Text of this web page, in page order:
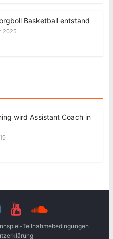
Basketball entstand
2025
wird Assistant Coach in
Teilnahmebedingungen